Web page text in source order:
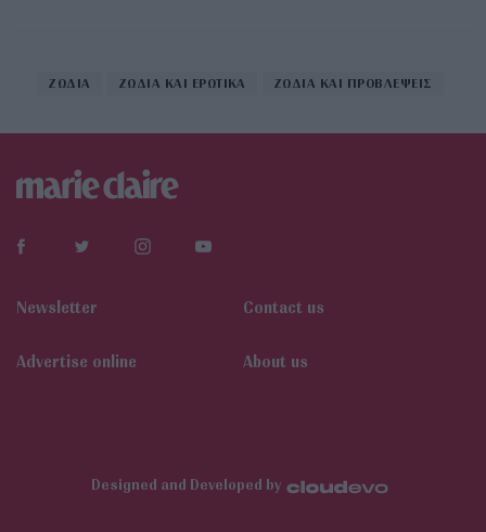
ΖΩΔΙΑ ΖΩΔΙΑ ΚΑΙ ΕΡΩΤΙΚΑ ΖΩΔΙΑ ΚΑΙ ΠΡΟΒΛΕΨΕΙΣ
Newsletter Contact us
Αdvertise online About us
Designed and Developed by